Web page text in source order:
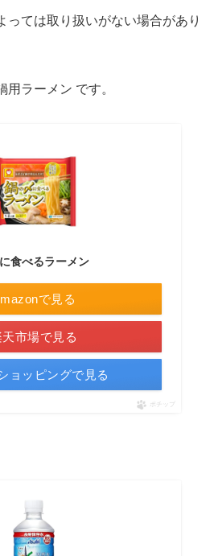
ては取り扱いがない場合があり
用ラーメン です。
食べるラーメン
で見る
天市場で見る
ョッピングで見る
ポチップ